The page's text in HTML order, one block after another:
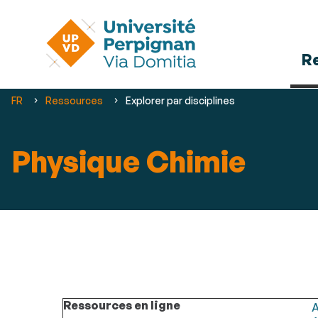
Vous
FR Ressources Explorer par disciplines
Physique Chimie
Ressources en ligne